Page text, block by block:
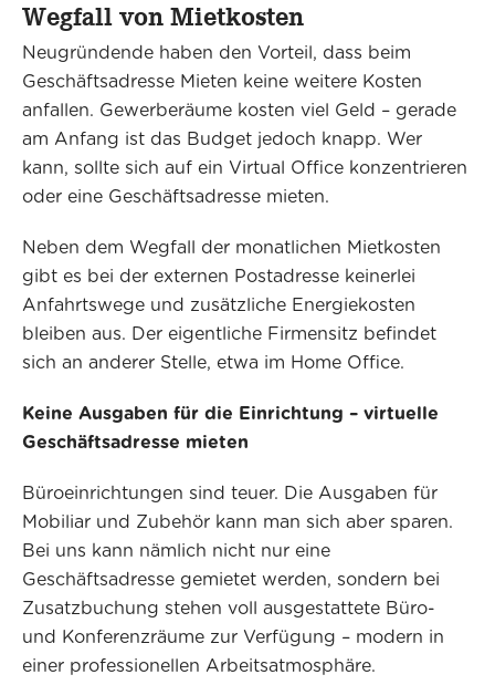
Wegfall von Mietkosten
Neugründende haben den Vorteil, dass beim
Geschäftsadresse Mieten keine weitere Kosten
anfallen. Gewerberäume kosten viel Geld – gerade
am Anfang ist das Budget jedoch knapp. Wer
kann, sollte sich auf ein Virtual Office konzentrieren
oder eine Geschäftsadresse mieten.
Neben dem Wegfall der monatlichen Mietkosten
gibt es bei der externen Postadresse keinerlei
Anfahrtswege und zusätzliche Energiekosten
bleiben aus. Der eigentliche Firmensitz befindet
sich an anderer Stelle, etwa im Home Office.
Keine Ausgaben für die Einrichtung – virtuelle
Geschäftsadresse mieten
Büroeinrichtungen sind teuer. Die Ausgaben für
Mobiliar und Zubehör kann man sich aber sparen.
Bei uns kann nämlich nicht nur eine
Geschäftsadresse gemietet werden, sondern bei
Zusatzbuchung stehen voll ausgestattete Büro-
und Konferenzräume zur Verfügung – modern in
einer professionellen Arbeitsatmosphäre.